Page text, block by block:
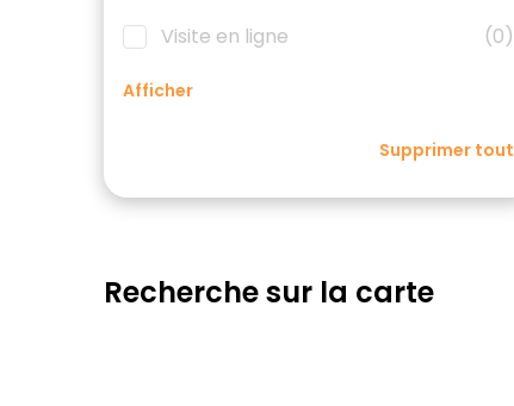
Visite en ligne (0)
Afficher
Supprimer tout
Recherche sur la carte